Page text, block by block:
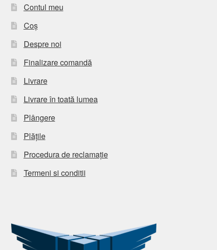
Contul meu
Coș
Despre noi
Finalizare comandă
Livrare
Livrare în toată lumea
Plângere
Plățile
Procedura de reclamație
Termeni si conditii